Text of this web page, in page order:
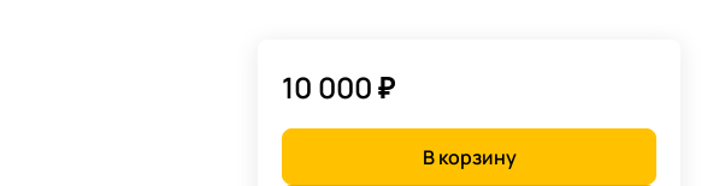
10 000 ₽
В корзину